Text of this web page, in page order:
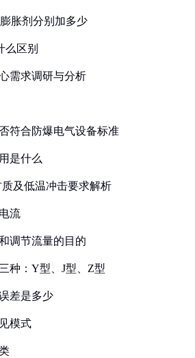
胀剂分别加多少
么区别
需求调研与分析
符合防爆电气设备标准
是什么
及低温冲击要求解析
流
调节流量的目的
种：Y型、J型、Z型
差是多少
模式